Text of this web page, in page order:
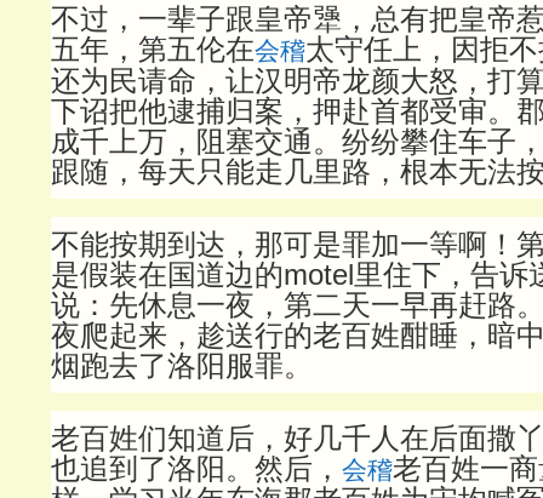
不过，一辈子跟皇帝犟，总有把皇帝
五年，第五伦在会稽太守任上，因拒
还为民请命，让汉明帝龙颜大怒，打
下诏把他逮捕归案，押赴首都受审。
成千上万，阻塞交通。纷纷攀住车子
跟随，每天只能走几里路，根本无法
不能按期到达，那可是罪加一等啊！
是假装在国道边的motel里住下，告诉
说：先休息一夜，第二天一早再赶路
夜爬起来，趁送行的老百姓酣睡，暗
烟跑去了洛阳服罪。
老百姓们知道后，好几千人在后面撒
也追到了洛阳。然后， 会稽老百姓一